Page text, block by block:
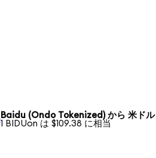
Baidu (Ondo Tokenized) から 米ドル
1 BIDUon は $109.38 に相当